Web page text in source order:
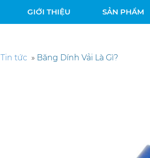
GIỚI THIỆU SẢN PHẨM
Tin tức » Băng Dính Vải Là Gì?